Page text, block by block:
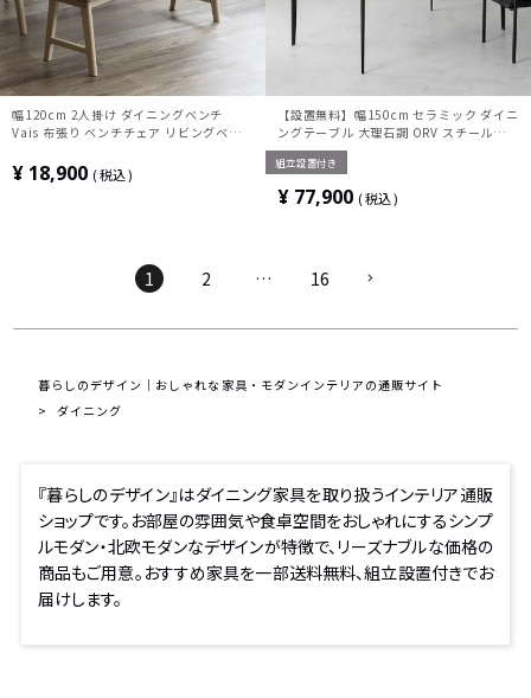
幅120cm 2人掛け ダイニングベンチ
Vais 布張り ベンチチェア リビングベン
おしゃれ シンプル グレー ブルー オレン
ジ
¥ 18,900 税込
【設置無料】幅150cm セラミック ダイニ
ングテーブル 大理石調 ORV スチール脚
耐熱 コンセント付き シンプル モダン テ
ーブル 4人 食卓テーブル おしゃれ グレー
組立設置付き
¥ 77,900 税込
1 2 … 16
暮らしのデザイン｜おしゃれな家具・モダンインテリアの通販サイト
ダイニング
『暮らしのデザイン』はダイニング家具を取り扱うインテリア通販
ショップです。お部屋の雰囲気や食卓空間をおしゃれにするシンプ
ルモダン・北欧モダンなデザインが特徴で、リーズナブルな価格の
商品もご用意。おすすめ家具を一部送料無料、組立設置付きでお
届けします。